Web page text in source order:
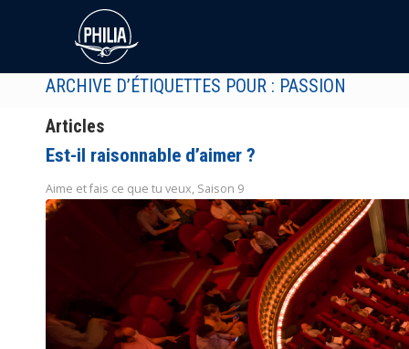
ARCHIVE D’ÉTIQUETTES POUR : PASSION
Articles
Est-il raisonnable d’aimer ?
Aime et fais ce que tu veux, Saison 9